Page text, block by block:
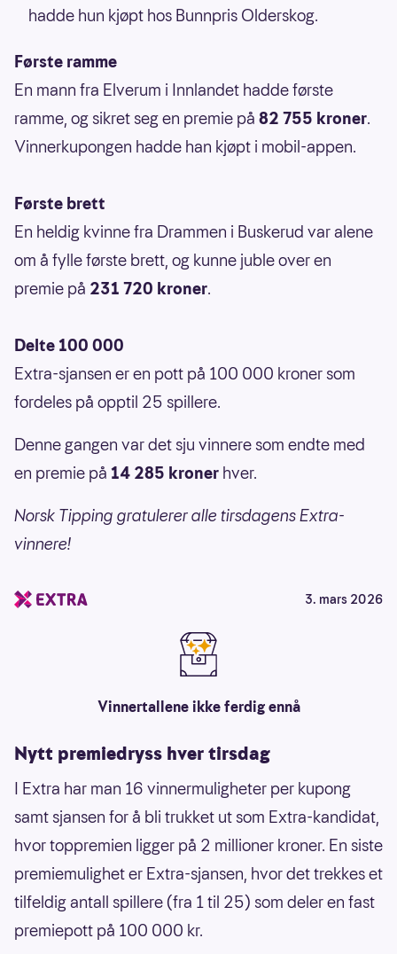
hadde hun kjøpt hos Bunnpris Olderskog.
Første ramme
En mann fra Elverum i Innlandet hadde første
ramme, og sikret seg en premie på 82 755 kroner.
Vinnerkupongen hadde han kjøpt i mobil-appen.
Første brett
En heldig kvinne fra Drammen i Buskerud var alene
om å fylle første brett, og kunne juble over en
premie på 231 720 kroner.
Delte 100 000
Extra-sjansen er en pott på 100 000 kroner som
fordeles på opptil 25 spillere.
Denne gangen var det sju vinnere som endte med
en premie på 14 285 kroner hver.
Norsk Tipping gratulerer alle tirsdagens Extra-
vinnere!
3. mars 2026
Vinnertallene ikke ferdig ennå
Nytt premiedryss hver tirsdag
I Extra har man 16 vinnermuligheter per kupong
samt sjansen for å bli trukket ut som Extra-kandidat,
hvor toppremien ligger på 2 millioner kroner. En siste
premiemulighet er Extra-sjansen, hvor det trekkes et
tilfeldig antall spillere (fra 1 til 25) som deler en fast
premiepott på 100 000 kr.